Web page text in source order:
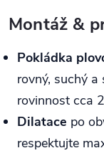
Montáž &
Pokládka
rovný, suchý
rovinnost cca
Dilatace po
respektujte